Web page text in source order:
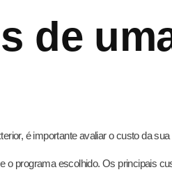
de
é importante avaliar o custo da
programa escolhido. Os principais